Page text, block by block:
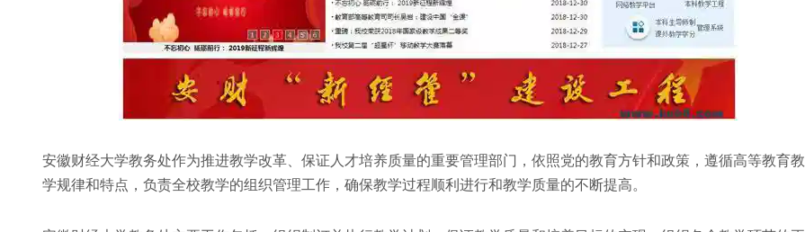
安徽财经大学教务处作为推进教学改革、保证人才培养质量的重要管理部门，依照党的教育方针和政策，遵循高等教育教
学规律和特点，负责全校教学的组织管理工作，确保教学过程顺利进行和教学质量的不断提高。